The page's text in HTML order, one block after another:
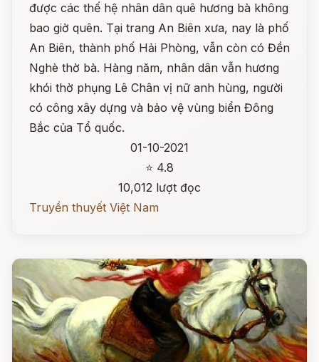
được các thế hệ nhân dân quê hương bà không
bao giờ quên. Tại trang An Biên xưa, nay là phố
An Biên, thành phố Hải Phòng, vẫn còn có Đền
Nghè thờ bà. Hàng năm, nhân dân vẫn hương
khói thờ phụng Lê Chân vị nữ anh hùng, người
có công xây dựng và bảo vệ vùng biển Đông
Bắc của Tổ quốc.
01-10-2021
⭐ 4.8
10,012 lượt đọc
Truyền thuyết Việt Nam